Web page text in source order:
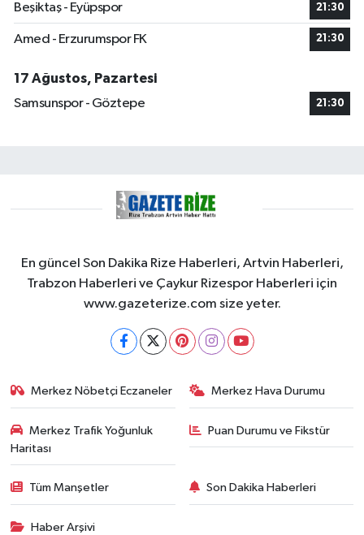
Beşiktaş - Eyüpspor 21:30
Amed - Erzurumspor FK 21:30
17 Ağustos, Pazartesi
Samsunspor - Göztepe
21:30
En güncel Son Dakika Rize Haberleri, Artvin Haberleri,
Trabzon Haberleri ve Çaykur Rizespor Haberleri için
www.gazeterize.com size yeter.
Merkez Nöbetçi Eczaneler Merkez Hava Durumu
Merkez Trafik Yoğunluk
Haritası
Puan Durumu ve Fikstür
Tüm Manşetler Son Dakika Haberleri
Haber Arşivi